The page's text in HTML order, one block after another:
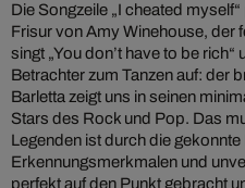
Die Songzeile „I cheated
Frisur von Amy Winehouse, der
singt „You don’t have to be
Betrachter zum Tanzen auf: der
Barletta zeigt uns in seinen
Stars des Rock und Pop. Das
Legenden ist durch die
Erkennungsmerkmalen und
perfekt auf den Punkt gebracht